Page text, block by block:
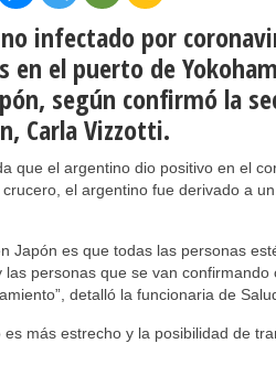
infectado por
en el puerto de
según confirmó la
Carla Vizzotti.
que el argentino dio positivo en el
el argentino fue derivado a
Japón es que todas las personas
personas que se van
detalló la funcionaria de
es más estrecho y la posibilidad de